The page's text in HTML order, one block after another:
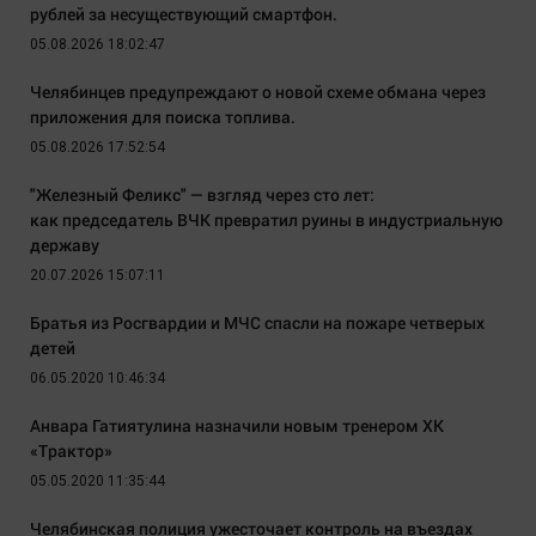
рублей за несуществующий смартфон.
05.08.2026 18:02:47
Челябинцев предупреждают о новой схеме обмана через
приложения для поиска топлива.
05.08.2026 17:52:54
"Железный Феликс" — взгляд через сто лет:
как председатель ВЧК превратил руины в индустриальную
державу
20.07.2026 15:07:11
Братья из Росгвардии и МЧС спасли на пожаре четверых
детей
06.05.2020 10:46:34
Анвара Гатиятулина назначили новым тренером ХК
«Трактор»
05.05.2020 11:35:44
Челябинская полиция ужесточает контроль на въездах